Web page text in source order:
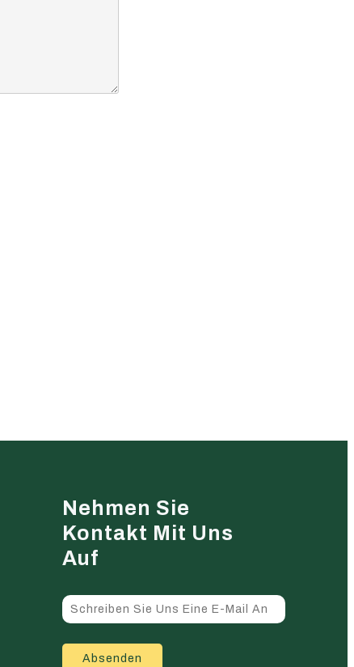
Nehmen Sie
Kontakt Mit Uns
Auf
Absenden